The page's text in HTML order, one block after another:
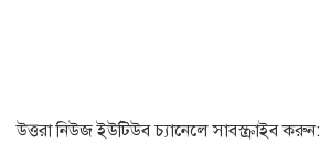
উত্তরা নিউজ ইউটিউব চ্যানেলে সাবস্ক্রাইব করুন: